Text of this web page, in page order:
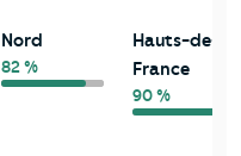
Nord
82 %
Hauts-de-
France
90 %